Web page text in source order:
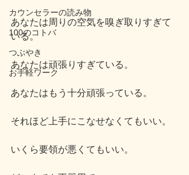
カウンセラーの読み物
100のコトバ
つぶやき
お手軽ワーク
あなたは周りの空気を嗅ぎ取りすぎて
いる。
あなたは頑張りすぎている。
あなたはもう十分頑張っている。
それほど上手にこなせなくてもいい。
いくら要領が悪くてもいい。